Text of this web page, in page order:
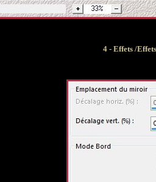
4 - Effets /